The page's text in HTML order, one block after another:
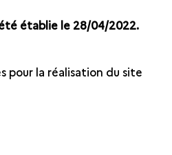
établie le 28/04/2022.
pour la réalisation du site